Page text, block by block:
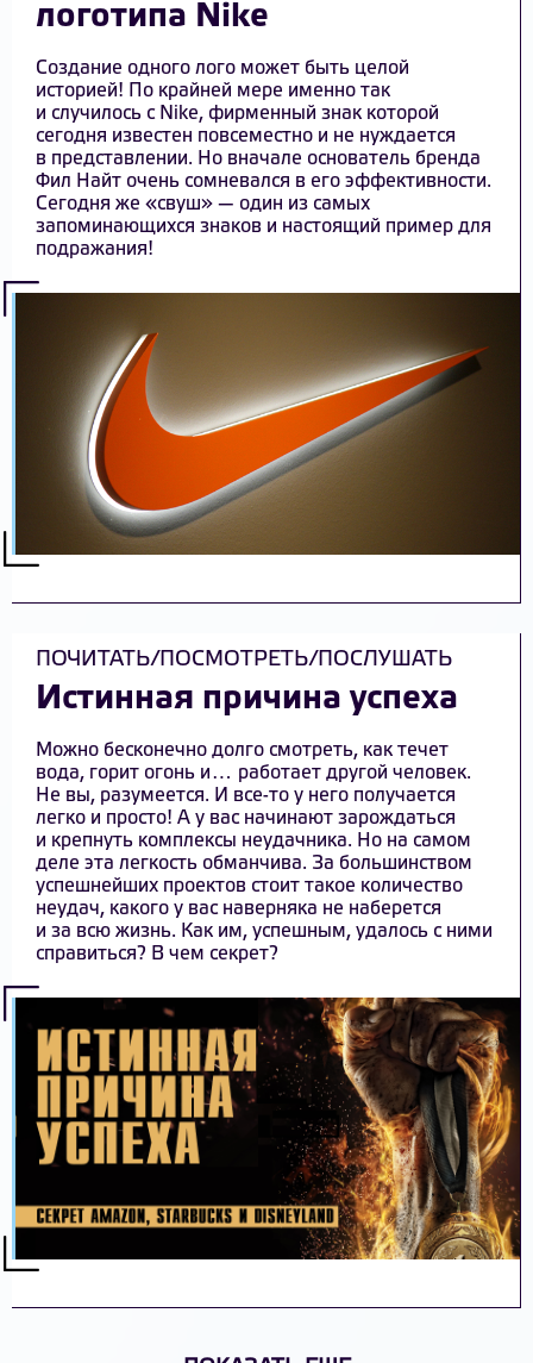
логотипа Nike
Создание одного лого может быть целой
историей! По крайней мере именно так
и случилось с Nike, фирменный знак которой
сегодня известен повсеместно и не нуждается
в представлении. Но вначале основатель бренда
Фил Найт очень сомневался в его эффективности.
Сегодня же «свуш» — один из самых
запоминающихся знаков и настоящий пример для
подражания!
ПОЧИТАТЬ/ПОСМОТРЕТЬ/ПОСЛУШАТЬ
Истинная причина успеха
Можно бесконечно долго смотреть, как течет
вода, горит огонь и… работает другой человек.
Не вы, разумеется. И все-то у него получается
легко и просто! А у вас начинают зарождаться
и крепнуть комплексы неудачника. Но на самом
деле эта легкость обманчива. За большинством
успешнейших проектов стоит такое количество
неудач, какого у вас наверняка не наберется
и за всю жизнь. Как им, успешным, удалось с ними
справиться? В чем секрет?